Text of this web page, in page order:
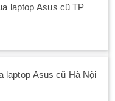
laptop Asus cũ TP
laptop Asus cũ Hà Nội